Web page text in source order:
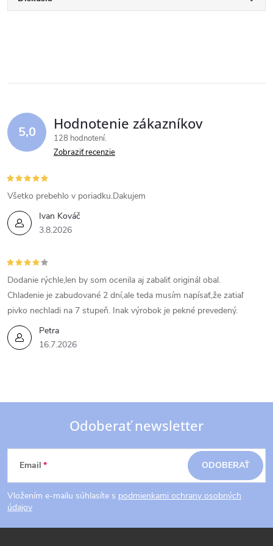
5,0 Hodnotenie zákazníkov
128 hodnotení
Zobraziť recenzie
Ivan Kováč
3.8.2026
Všetko prebehlo v poriadku.Dakujem
Petra
16.7.2026
Dodanie rýchle,len by som ocenila aj zabaliť originál obal.
Chladenie je zabudované 2 dní,ale teda musím napísať,že zatiaľ
pivko nechladi na 7 stupeň. Inak výrobok je pekné prevedený.
Z
á
p
Odoberať newsletter
Email
Vložením e-mailu súhlasíte s podmienkami ochrany osobných
údajov
ODOBERAŤ